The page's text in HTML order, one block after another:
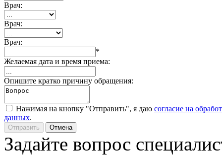
Врач:
Врач:
Врач:
*
Желаемая дата и время приема:
Опишите кратко причину обращения:
Нажимая на кнопку "Отправить", я даю согласие на
данных.
Задайте вопрос